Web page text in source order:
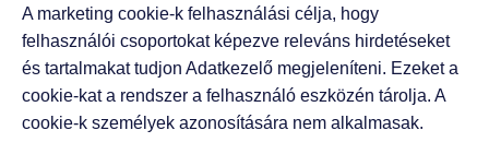
A marketing cookie-k felhasználási célja, hogy
felhasználói csoportokat képezve releváns hirdetéseket
és tartalmakat tudjon Adatkezelő megjeleníteni. Ezeket a
cookie-kat a rendszer a felhasználó eszközén tárolja. A
cookie-k személyek azonosítására nem alkalmasak.